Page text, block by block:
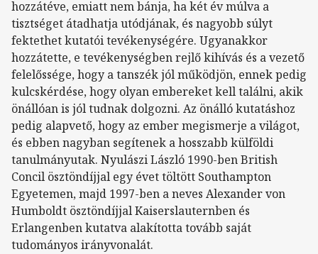
hozzátéve, emiatt nem bánja, ha két év múlva a
tisztséget átadhatja utódjának, és nagyobb súlyt
fektethet kutatói tevékenységére. Ugyanakkor
hozzátette, e tevékenységben rejlő kihívás és a vezető
felelőssége, hogy a tanszék jól működjön, ennek pedig
kulcskérdése, hogy olyan embereket kell találni, akik
önállóan is jól tudnak dolgozni. Az önálló kutatáshoz
pedig alapvető, hogy az ember megismerje a világot,
és ebben nagyban segítenek a hosszabb külföldi
tanulmányutak. Nyulászi László 1990-ben British
Concil ösztöndíjjal egy évet töltött Southampton
Egyetemen, majd 1997-ben a neves Alexander von
Humboldt ösztöndíjjal Kaiserslauternben és
Erlangenben kutatva alakította tovább saját
tudományos irányvonalát.